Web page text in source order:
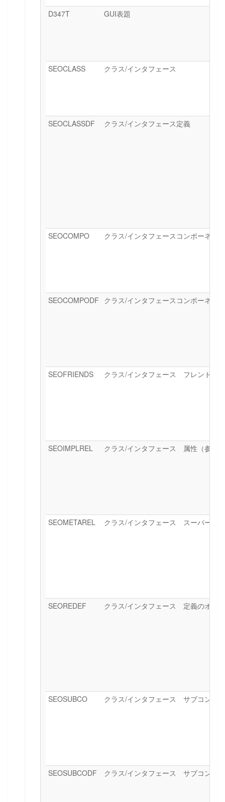
D347T GUI表題
SEOCLASS クラス/インタフェース
SEOCLASSDF クラス/インタフェース定義
SEOCOMPO クラス/インタフェースコンポーネント
SEOCOMPODF クラス/インタフェースコンポーネン
SEOFRIENDS クラス/インタフェース フレンド属性
SEOIMPLREL クラス/インタフェース 属性（参照
SEOMETAREL クラス/インタフェース スーパーク
SEOREDEF クラス/インタフェース 定義のオー
SEOSUBCO クラス/インタフェース サブコンポ
SEOSUBCODF クラス/インタフェース サブコンポ